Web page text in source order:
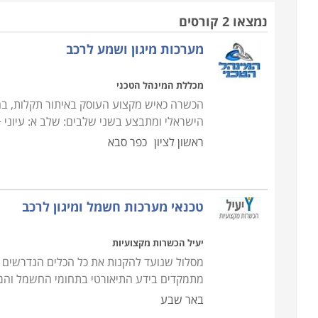
טיפול מיד בתום הקורס. התכנים הנלמדים בקורס
התקנת דיבורית, התקנת כל סוגי מערכות המיגון
יתרונות קורס טכנאים
לימודי תואר אקדמי דורשים 3
לימודי תעודה או לימודי תואר שני. קורסי טכנאים
לאחר סיום הקורס. מסלולי הלימוד של הטכנאים
להשתלב בשוק העבודה ולמצוא עבודה בוחרים
תחילת העבודה בתחום הם ממשיכים לרכוש השכלה
ליהנות מסביבת עבודה יציבה וקבועה לצד שכר הולם.
דרישות הקבלה לקורס
ההרשמה
נמצאו 2 קורסים
מערכות מיגון ושמע לרכב
מכללת המינהל הטכני
הכשרה כאיש מקצוע העוסק באיתור תקלות,
הישראלי ומתבצע בשני שלבים: שלב א:
ראשון לציון כפר סבא
טכנאי מערכות חשמל ומיגון לרכב
יעיל הכשרות מקצועיות
מסלול שנועד להקנות את כל הכלים הנדרשים
מתמקדים בידע התיאורטי בתחומי החשמל
באר שבע